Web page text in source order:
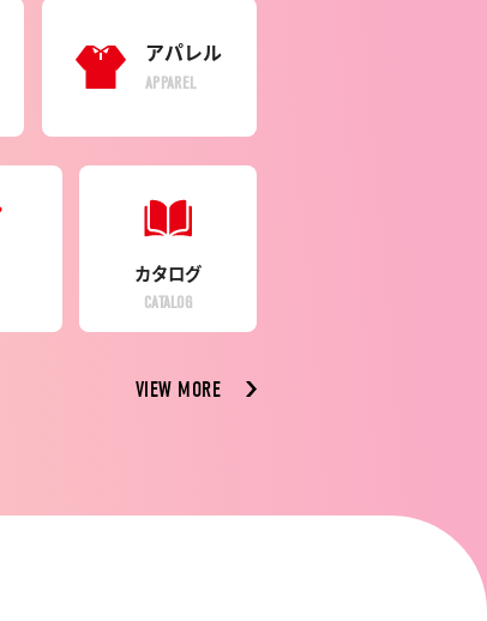
アパレル
APPAREL
カタログ
CATALOG
VIEW MORE